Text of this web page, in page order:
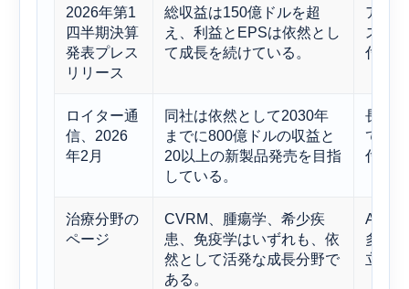
2026年第1
四半期決算
発表プレス
リリース
総収益は150億ドルを超
え、利益とEPSは依然とし
て成長を続けている。
アス
スケ
付ける
ロイター通
信、2026
年2月
同社は依然として2030年
までに800億ドルの収益と
20以上の新製品発売を目指
している。
長期
て重
付け
治療分野の
ページ
CVRM、腫瘍学、希少疾
患、免疫学はいずれも、依
然として活発な成長分野で
ある。
AZN
多角
立つ。